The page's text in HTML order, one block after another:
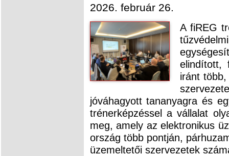
2026. február 26.
A fiREG
elindított,
iránt
jóváhagyott tananyagra és
trénerképzéssel a vállalat
meg, amely az elektronikus
ország több pontján,
üzemeltetői szervezetek